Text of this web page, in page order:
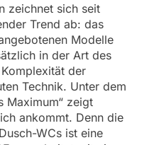
zeichnet sich seit
Trend ab: das
Modelle
in der Art des
der
Technik. Unter dem
Maximum“ zeigt
ankommt. Denn die
WCs ist eine